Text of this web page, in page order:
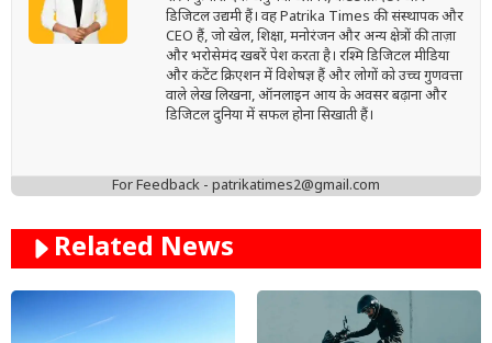
डिजिटल उद्यमी हैं। वह Patrika Times की संस्थापक और
CEO हैं, जो खेल, शिक्षा, मनोरंजन और अन्य क्षेत्रों की ताज़ा
और भरोसेमंद खबरें पेश करता है। रश्मि डिजिटल मीडिया
और कंटेंट क्रिएशन में विशेषज्ञ हैं और लोगों को उच्च गुणवत्ता
वाले लेख लिखना, ऑनलाइन आय के अवसर बढ़ाना और
डिजिटल दुनिया में सफल होना सिखाती हैं।
For Feedback - patrikatimes2@gmail.com
Related News